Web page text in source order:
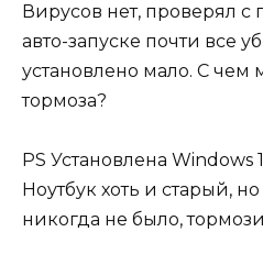
Вирусов нет, проверял
авто-запуске почти все
установлено мало. С чем
тормоза?
PS Установлена Windows
Ноутбук хоть и старый,
никогда не было,